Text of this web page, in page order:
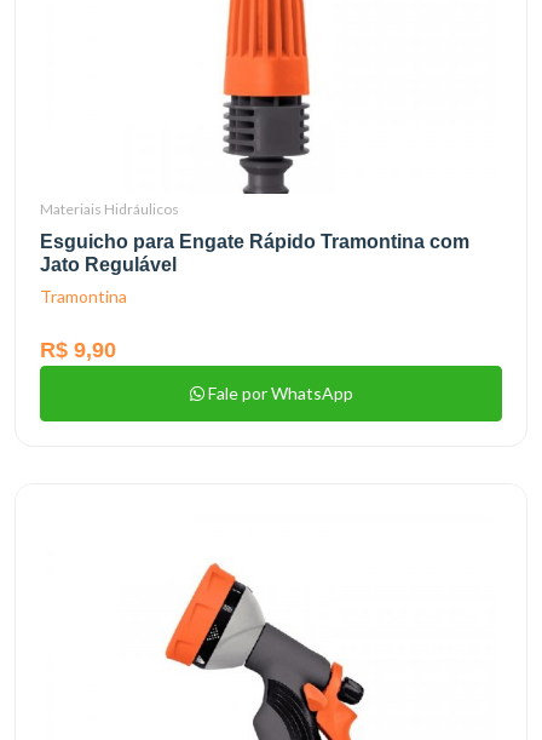
Materiais Hidráulicos
Esguicho para Engate Rápido Tramontina com
Jato Regulável
Tramontina
R$ 9,90
Fale por WhatsApp